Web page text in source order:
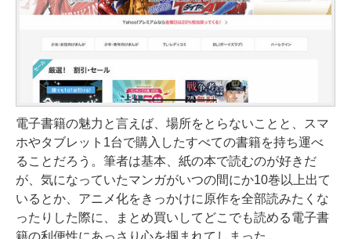
電子書籍の魅力と言えば、場所をとらないことと、スマ
ホやタブレット1台で購入したすべての書籍を持ち運べ
ることだろう。筆者は基本、紙の本で読むのが好きだ
が、気になっていたマンガがいつの間にか10巻以上出て
いるとか、アニメ化をきっかけに原作を全部読みたくな
ったりした際に、まとめ買いしてどこでも読める電子書